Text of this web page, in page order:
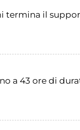
termina il
a 43 ore di